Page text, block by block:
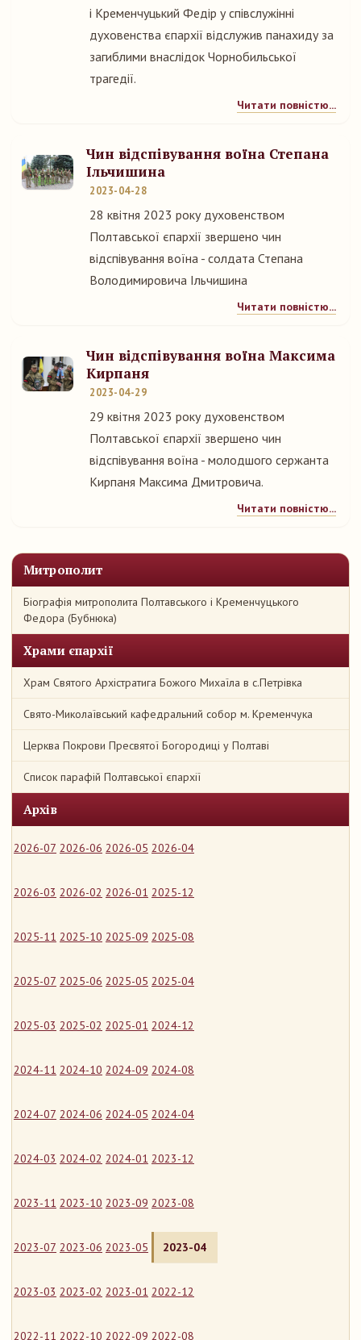
Митрополит
Біографія митрополита Полтавського і Кременчуцького
Федора (Бубнюка)
Храми єпархії
Храм Святого Архістратига Божого Михаїла в с.Петрівка
Свято-Миколаївський кафедральний собор м. Кременчука
Церква Покрови Пресвятої Богородиці у Полтаві
Список парафій Полтавської єпархії
Архів
2026-07 2026-06 2026-05 2026-04
2026-03 2026-02 2026-01 2025-12
2025-11 2025-10 2025-09 2025-08
2025-07 2025-06 2025-05 2025-04
2025-03 2025-02 2025-01 2024-12
2024-11 2024-10 2024-09 2024-08
2024-07 2024-06 2024-05 2024-04
2024-03 2024-02 2024-01 2023-12
2023-11 2023-10 2023-09 2023-08
2023-07 2023-06 2023-05 2023-04
2023-03 2023-02 2023-01 2022-12
2022-11 2022-10 2022-09 2022-08
і Кременчуцький Федір у співслужінні
духовенства єпархії відслужив панахиду за
загиблими внаслідок Чорнобильської
трагедії.
Читати повністю...
Чин відспівування воїна Степана
Ільчишина
2023-04-28
28 квітня 2023 року духовенством
Полтавської єпархії звершено чин
відспівування воїна - солдата Степана
Володимировича Ільчишина
Читати повністю...
Чин відспівування воїна Максима
Кирпаня
2023-04-29
29 квітня 2023 року духовенством
Полтавської єпархії звершено чин
відспівування воїна - молодшого сержанта
Кирпаня Максима Дмитровича.
Читати повністю...